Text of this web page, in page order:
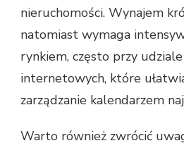
nieruchomości. Wynajem
natomiast wymaga
rynkiem, często przy
internetowych, które
zarządzanie kalendarzem
Warto również zwrócić